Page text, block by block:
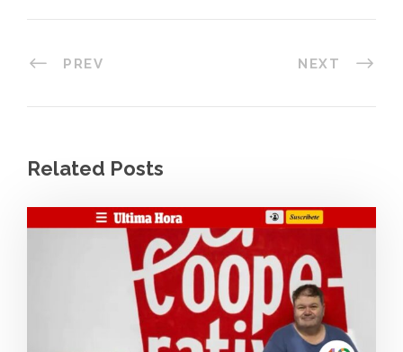
PREV NEXT
Related Posts